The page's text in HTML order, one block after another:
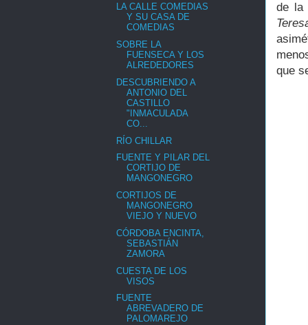
de la
que
LA CALLE COMEDIAS
Y SU CASA DE
COMEDIAS
SOBRE LA
FUENSECA Y LOS
ALREDEDORES
DESCUBRIENDO A
ANTONIO DEL
CASTILLO
"INMACULADA
CO...
RÍO CHILLAR
FUENTE Y PILAR DEL
CORTIJO DE
MANGONEGRO
CORTIJOS DE
MANGONEGRO
VIEJO Y NUEVO
CÓRDOBA ENCINTA,
SEBASTIÁN
ZAMORA
CUESTA DE LOS
VISOS
FUENTE
ABREVADERO DE
PALOMAREJO